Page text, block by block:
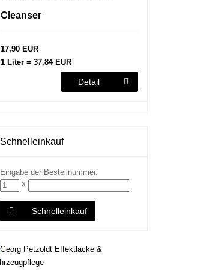
Cleanser
17,90 EUR
1 Liter = 37,84 EUR
Detail
Schnelleinkauf
Eingabe der Bestellnummer.
x
Schnelleinkauf